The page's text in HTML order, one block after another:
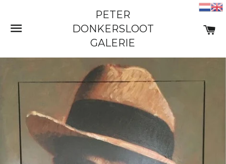
SITE NAVIGATIE
PETER
DONKERSLOOT
GALERIE